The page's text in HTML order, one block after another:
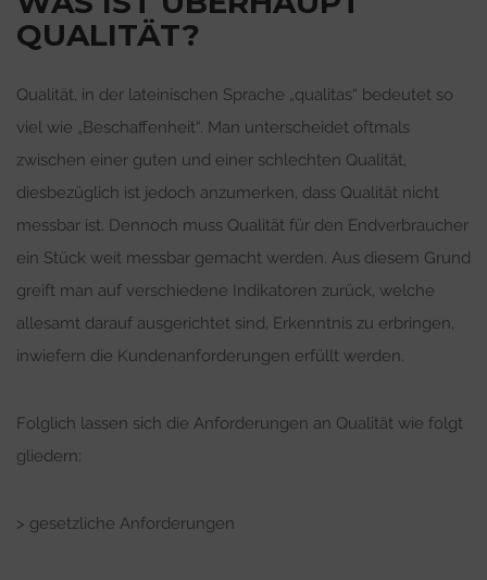
QUALITÄT?
Qualität, in der lateinischen Sprache „qualitas“ bedeutet so
viel wie „Beschaffenheit“. Man unterscheidet oftmals
zwischen einer guten und einer schlechten Qualität,
diesbezüglich ist jedoch anzumerken, dass Qualität nicht
messbar ist. Dennoch muss Qualität für den Endverbraucher
ein Stück weit messbar gemacht werden. Aus diesem Grund
greift man auf verschiedene Indikatoren zurück, welche
allesamt darauf ausgerichtet sind, Erkenntnis zu erbringen,
inwiefern die Kundenanforderungen erfüllt werden.
Folglich lassen sich die Anforderungen an Qualität wie folgt
gliedern:
> gesetzliche Anforderungen